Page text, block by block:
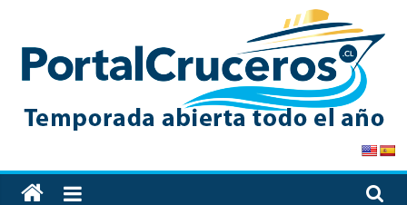
content
PortalCruceros
Toda